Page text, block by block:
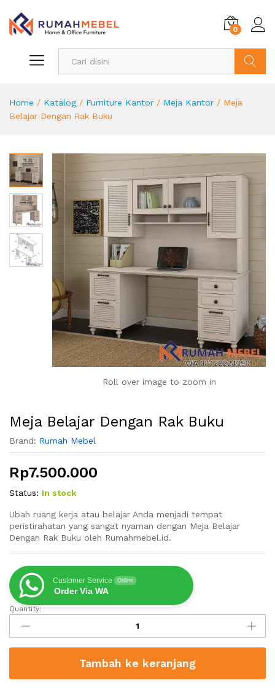
0
Home / Katalog / Furniture Kantor / Meja Kantor / Meja
Belajar Dengan Rak Buku
Roll over image to zoom in
Meja Belajar Dengan Rak Buku
Brand: Rumah Mebel
Rp7.500.000
Status: In stock
Ubah ruang kerja atau belajar Anda menjadi tempat
peristirahatan yang sangat nyaman dengan Meja Belajar
Dengan Rak Buku oleh Rumahmebel.id.
Customer Service Online
Order Via WA
Meja
Belajar
Dengan
Rak
quantity
Quantity:
Tambah ke keranjang